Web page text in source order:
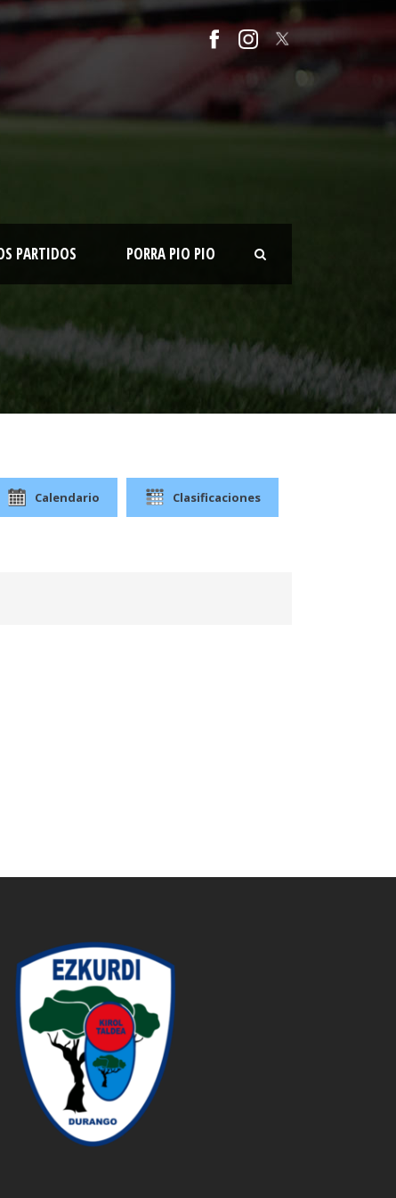
PARTIDOS PORRA PIO PIO
Calendario Clasificaciones